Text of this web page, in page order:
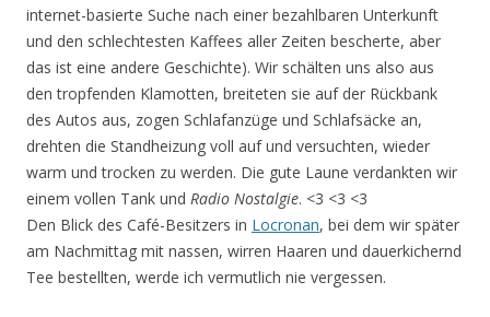
internet-basierte Suche nach einer bezahlbaren Unterkunft
und den schlechtesten Kaffees aller Zeiten bescherte, aber
das ist eine andere Geschichte). Wir schälten uns also aus
den tropfenden Klamotten, breiteten sie auf der Rückbank
des Autos aus, zogen Schlafanzüge und Schlafsäcke an,
drehten die Standheizung voll auf und versuchten, wieder
warm und trocken zu werden. Die gute Laune verdankten wir
einem vollen Tank und Radio Nostalgie. <3 <3 <3
Den Blick des Café-Besitzers in Locronan, bei dem wir später
am Nachmittag mit nassen, wirren Haaren und dauerkichernd
Tee bestellten, werde ich vermutlich nie vergessen.